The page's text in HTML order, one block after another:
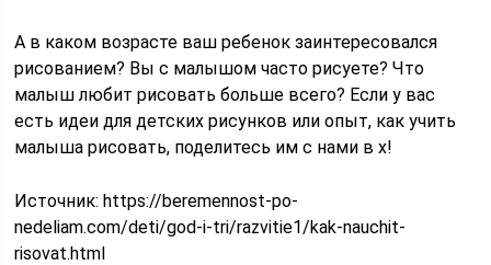
А в каком возрасте ваш ребенок заинтересовался
рисованием? Вы с малышом часто рисуете? Что
малыш любит рисовать больше всего? Если у вас
есть идеи для детских рисунков или опыт, как учить
малыша рисовать, поделитесь им с нами в х!
Источник:https://beremennost-po-
nedeliam.com/deti/god-i-tri/razvitie1/kak-nauchit-
risovat.html